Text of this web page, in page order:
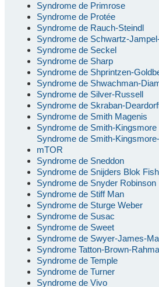
Syndrome de Primrose
Syndrome de Protée
Syndrome de Rauch-Steindl
Syndrome de Schwartz-
Syndrome de Seckel
Syndrome de Sharp
Syndrome de Shprintzen-
Syndrome de Shwachman-
Syndrome de Silver-Russell
Syndrome de Skraban-
Syndrome de Smith Magenis
Syndrome de Smith-Kingsmore
Syndrome de Smith-
mTOR
Syndrome de Sneddon
Syndrome de Snijders Blok
Syndrome de Snyder Robinson
Syndrome de Stiff Man
Syndrome de Sturge Weber
Syndrome de Susac
Syndrome de Sweet
Syndrome de Swyer-James-
Syndrome Tatton-Brown-
Syndrome de Temple
Syndrome de Turner
Syndrome de Vivo